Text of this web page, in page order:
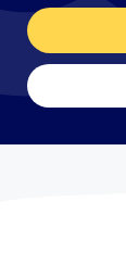
埼玉県
千葉県